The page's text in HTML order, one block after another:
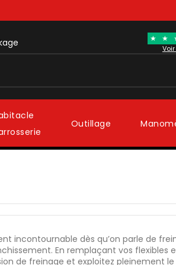
★ ★
Outillage
incontournable dès qu’on parle de
En remplaçant vos
de freinage et exploitez pleinement